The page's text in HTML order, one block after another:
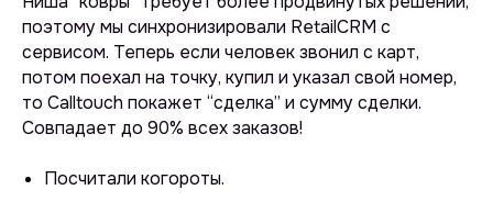
поэтому мы синхронизировали RetailCRM с
сервисом. Теперь если человек звонил с карт,
потом поехал на точку, купил и указал свой номер,
то Calltouch покажет “сделка” и сумму сделки.
Совпадает до 90% всех заказов!
Посчитали когороты.